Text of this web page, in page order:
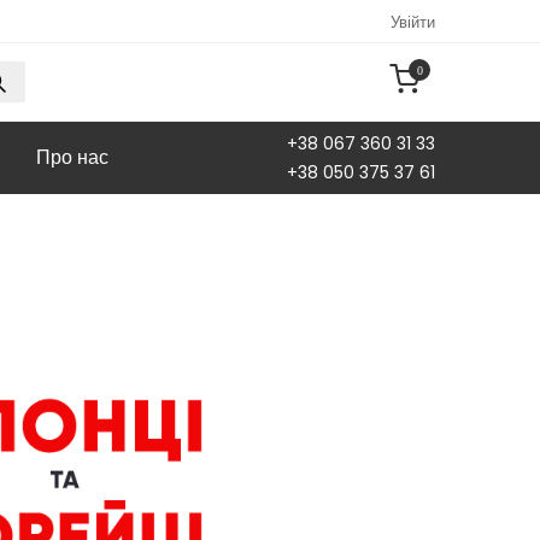
Увійти
0
Про нас
+38 067 360 31 33
+38 050 375 37 61